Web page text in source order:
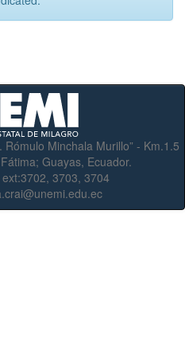
Rómulo Minchala Murillo” - Km.1.5
Guayas, Ecuador.
3703, 3704